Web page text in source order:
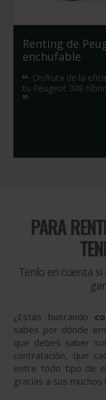
Renting de
enchufable
Disfruta de la
tu Peugeot 308
PARA
Tenlo en cuenta
¿Estás buscando
sabes por dónde
que debes saber
contratación, que
entre todo tipo de
gracias a sus muchos